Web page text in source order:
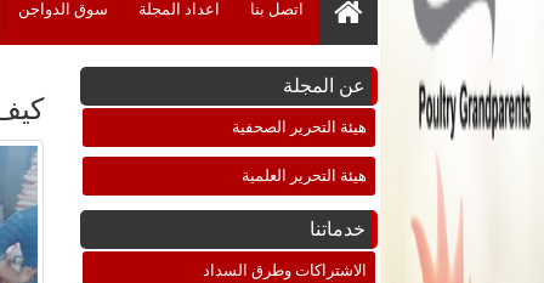
اتصل بنا اعداد المجلة سوق الدواجن
عن المجلة
هيئة التحرير الصحفية
هيئة التحرير العلمية
خدماتنا
الاشتراكات وطرق السداد